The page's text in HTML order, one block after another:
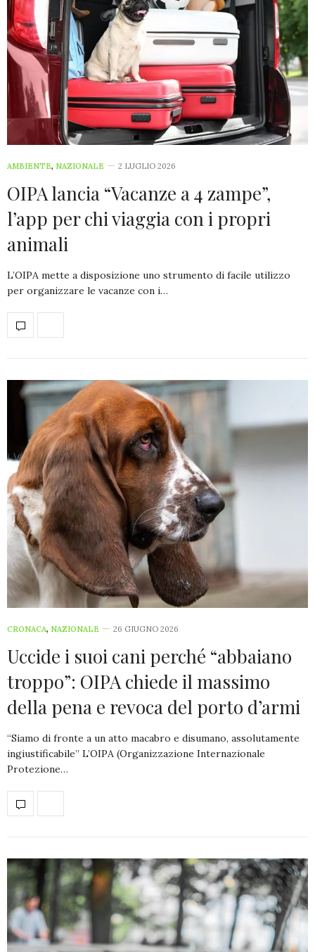
AMBIENTE, NAZIONALE 2 LUGLIO 2026
OIPA lancia “Vacanze a 4 zampe”,
l’app per chi viaggia con i propri
animali
L’OIPA mette a disposizione uno strumento di facile utilizzo
per organizzare le vacanze con i…
CRONACA, NAZIONALE 26 GIUGNO 2026
Uccide i suoi cani perché “abbaiano
troppo”: OIPA chiede il massimo
della pena e revoca del porto d’armi
“Siamo di fronte a un atto macabro e disumano, assolutamente
ingiustificabile” L’OIPA (Organizzazione Internazionale
Protezione…